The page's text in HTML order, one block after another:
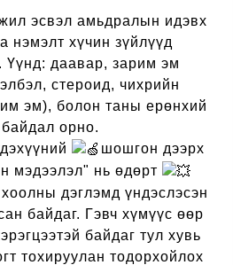
эсвэл амьдралын идэвх
нэмэлт хүчин зүйлүүд
Үүнд: даавар, зарим эм
стероид, чихрийн
эм), болон таны ерөнхий
орно.
шошгон дээрх
мэдээлэл" нь өдөрт
дэглэмд үндэслэсэн
байдаг. Гэвч хүмүүс өөр
байдаг тул хувь
тохируулан тодорхойлох